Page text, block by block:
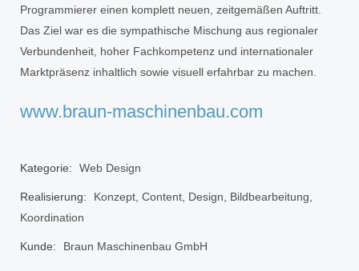
Programmierer einen komplett neuen, zeitgemäßen Auftritt.
Das Ziel war es die sympathische Mischung aus regionaler
Verbundenheit, hoher Fachkompetenz und internationaler
Marktpräsenz inhaltlich sowie visuell erfahrbar zu machen.
www.braun-maschinenbau.com
Kategorie: Web Design
Realisierung:
Konzept, Content, Design, Bildbearbeitung,
Koordination
Kunde: Braun Maschinenbau GmbH